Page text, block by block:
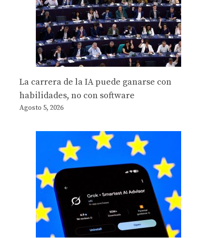
La carrera de la IA puede ganarse con
habilidades, no con software
Agosto 5, 2026